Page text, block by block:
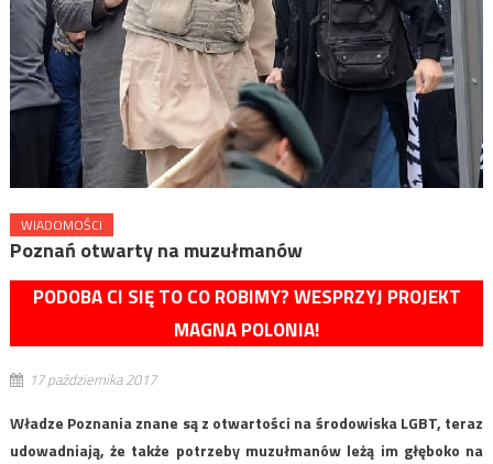
WIADOMOŚCI
Poznań otwarty na muzułmanów
PODOBA CI SIĘ TO CO ROBIMY? WESPRZYJ PROJEKT
MAGNA POLONIA!
17 października 2017
Władze Poznania znane są z otwartości na środowiska LGBT, teraz
udowadniają, że także potrzeby muzułmanów leżą im głęboko na